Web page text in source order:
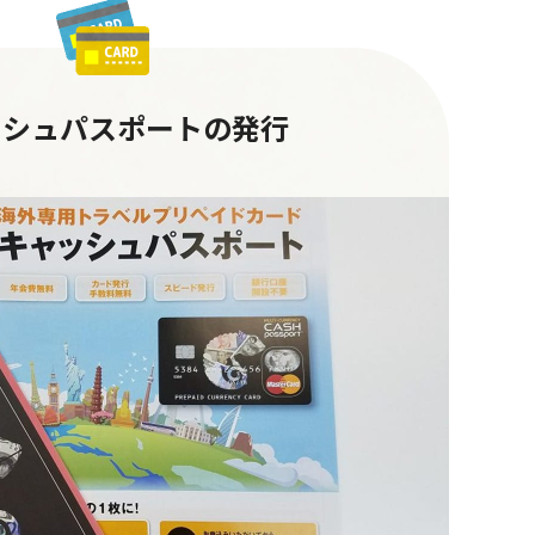
ュパスポートの発行